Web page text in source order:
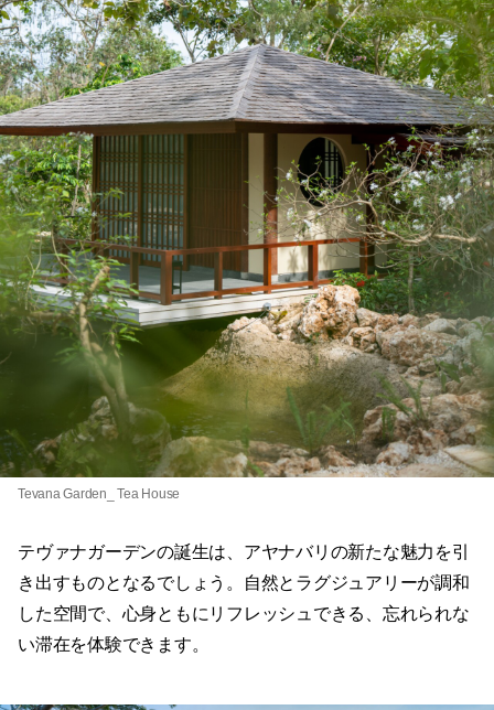
Tevana Garden_ Tea House
テヴァナガーデンの誕生は、アヤナバリの新たな魅力を引
き出すものとなるでしょう。自然とラグジュアリーが調和
した空間で、心身ともにリフレッシュできる、忘れられな
い滞在を体験できます。